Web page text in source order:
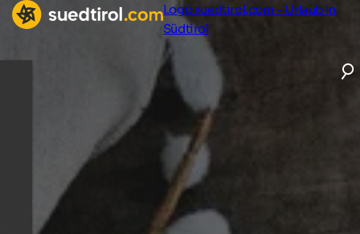
Logo suedtirol.com - Urlaub in
Südtirol